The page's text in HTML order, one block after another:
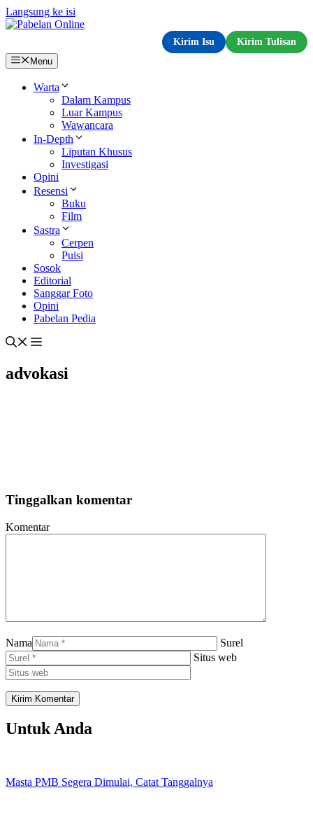
Langsung ke isi
Kirim Isu
Kirim Tulisan
Menu
Warta
Dalam Kampus
Luar Kampus
Wawancara
In-Depth
Liputan Khusus
Investigasi
Opini
Resensi
Buku
Film
Sastra
Cerpen
Puisi
Sosok
Editorial
Sanggar Foto
Opini
Pabelan Pedia
advokasi
Tinggalkan komentar
Komentar
Nama
Surel
Situs web
Untuk Anda
Masta PMB Segera Dimulai, Catat Tanggalnya